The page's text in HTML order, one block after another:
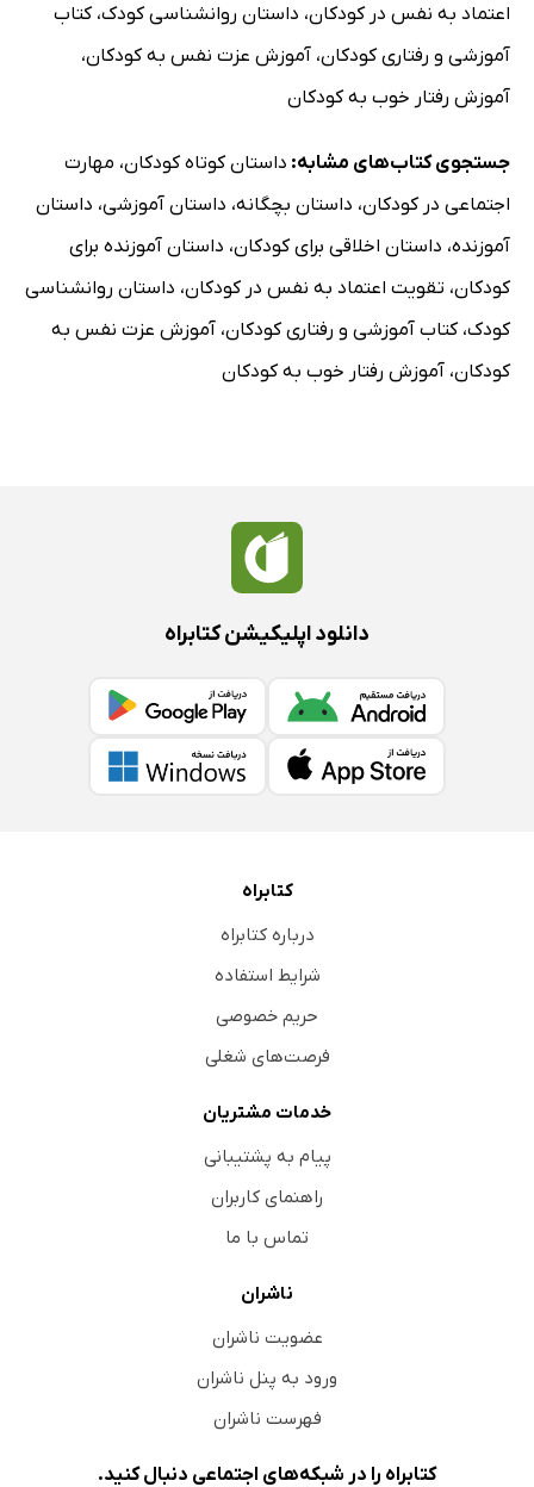
اعتماد به نفس در کودکان، داستان روانشناسی کودک،کتاب
آموزشی و رفتاری کودکان، آموزش عزت نفس به کودکان،
آموزش رفتار خوب به کودکان
جستجوی کتاب‌های مشابه: داستان کوتاه کودکان، مهارت
اجتماعی در کودکان، داستان بچگانه، داستان آموزشی، داستان
آموزنده، داستان اخلاقی برای کودکان، داستان آموزنده برای
کودکان، تقویت اعتماد به نفس در کودکان، داستان روانشناسی
کودک،کتاب آموزشی و رفتاری کودکان، آموزش عزت نفس به
کودکان، آموزش رفتار خوب به کودکان
دانلود اپلیکیشن کتابراه
کتابراه
درباره کتابراه
شرایط استفاده
حریم خصوصی
فرصت‌های شغلی
خدمات مشتریان
پیام به پشتیبانی
راهنمای کاربران
تماس با ما
ناشران
عضویت ناشران
ورود به پنل ناشران
فهرست ناشران
کتابراه را در شبکه‌های اجتماعی دنبال کنید.